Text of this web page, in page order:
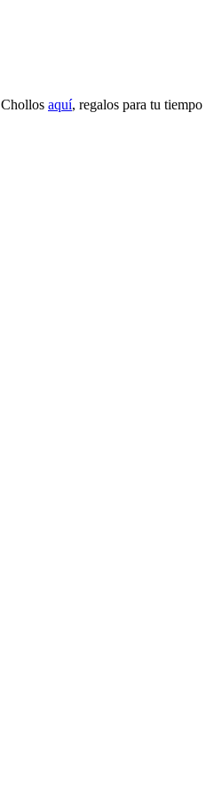
Chollos aquí, regalos para tu